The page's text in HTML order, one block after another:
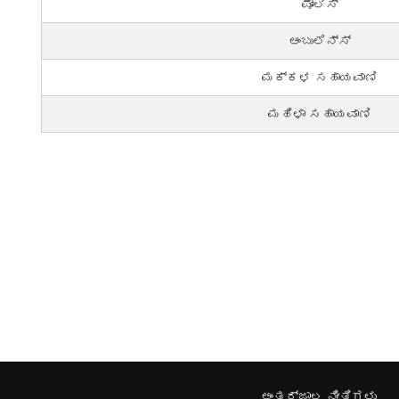
ಪೋಲಿಸ್
ಆಂಬುಲೆನ್ಸ್
ಮಕ್ಕಳ ಸಹಾಯವಾಣಿ
ಮಹಿಳಾ ಸಹಾಯವಾಣಿ